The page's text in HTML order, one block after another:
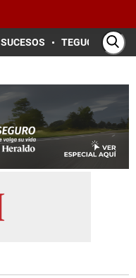
SUCESOS TEGUCIGALPA